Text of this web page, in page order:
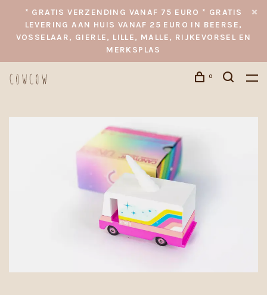
* GRATIS VERZENDING VANAF 75 EURO * GRATIS
LEVERING AAN HUIS VANAF 25 EURO IN BEERSE,
VOSSELAAR, GIERLE, LILLE, MALLE, RIJKEVORSEL EN
MERKSPLAS
0